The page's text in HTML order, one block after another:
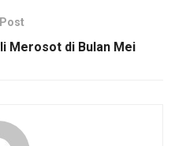
Merosot di Bulan Mei